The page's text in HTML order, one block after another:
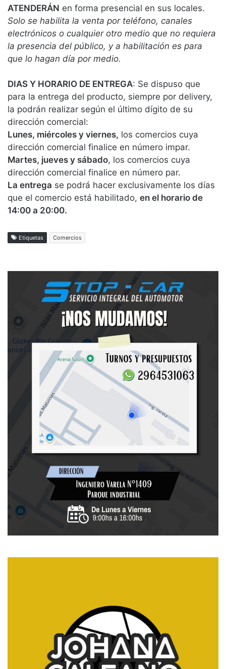
ATENDERÁN en forma presencial en sus locales.
Solo se habilita la venta por teléfono, canales
electrónicos o cualquier otro medio que no requiera
la presencia del público, y a habilitación es para
que lo hagan día por medio.
DIAS Y HORARIO DE ENTREGA: Se dispuso que
para la entrega del producto, siempre por delivery,
la podrán realizar según el último dígito de su
dirección comercial:
Lunes, miércoles y viernes, los comercios cuya
dirección comercial finalice en número impar.
Martes, jueves y sábado, los comercios cuya
dirección comercial finalice en número par.
La entrega se podrá hacer exclusivamente los días
que el comercio está habilitado, en el horario de
14:00 a 20:00.
Etiquetas Comercios